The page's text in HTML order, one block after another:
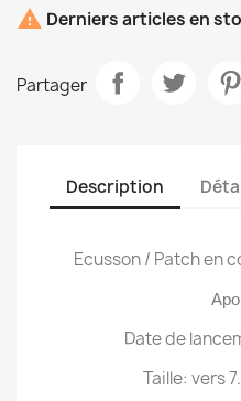
 Derniers articles en
Partager
Description
Ecusson / Patch en
Date de
Taille: vers